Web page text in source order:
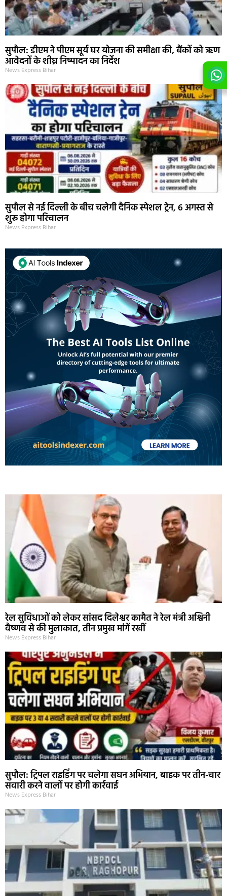
सुपौल: डीएम ने पीएम सूर्य घर योजना की समीक्षा की, बैंकों को ऋण
आवेदनों के शीघ्र निष्पादन का निर्देश
News Express Bihar
सुपौल से नई दिल्ली के बीच चलेगी दैनिक स्पेशल ट्रेन, 6 अगस्त से
शुरू होगा परिचालन
News Express Bihar
रेल सुविधाओं को लेकर सांसद दिलेश्वर कामैत ने रेल मंत्री अश्विनी
वैष्णव से की मुलाकात, तीन प्रमुख मांगें रखीं
News Express Bihar
सुपौल: ट्रिपल राइडिंग पर चलेगा सघन अभियान, बाइक पर तीन-चार
सवारी करने वालों पर होगी कार्रवाई
News Express Bihar